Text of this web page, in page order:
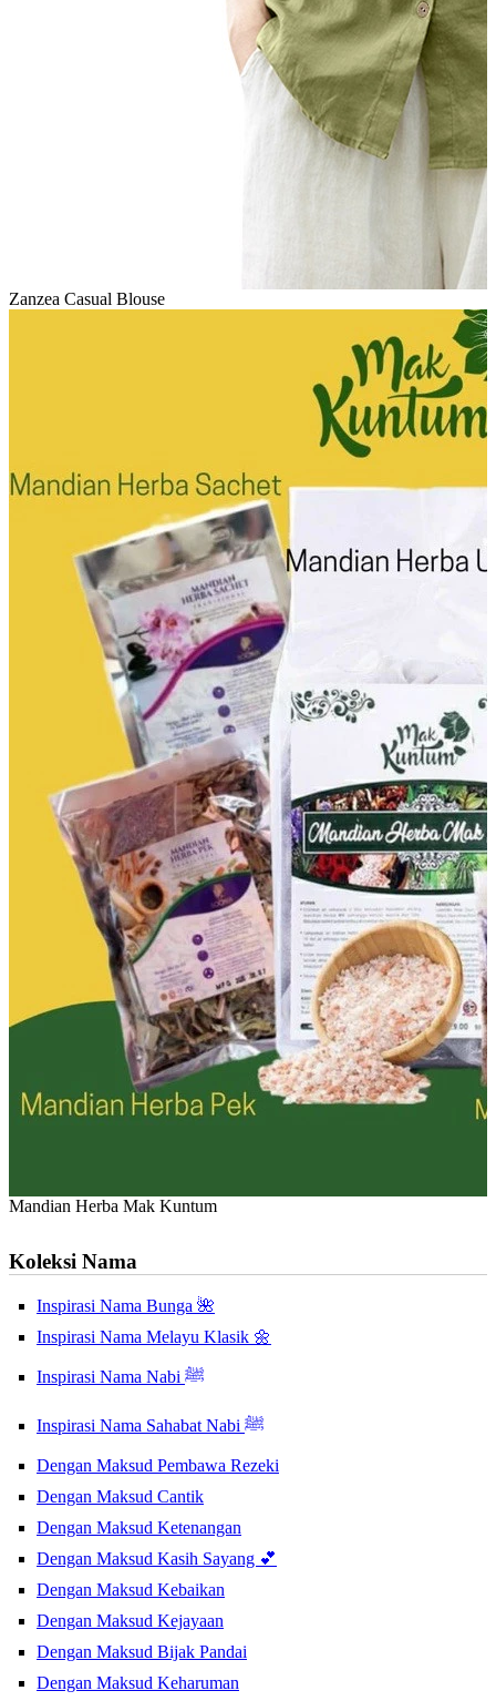
Zanzea Casual Blouse
Mandian Herba Mak Kuntum
Koleksi Nama
Inspirasi Nama Bunga 🌺
Inspirasi Nama Melayu Klasik 🌼
Inspirasi Nama Nabi ﷺ
Inspirasi Nama Sahabat Nabi ﷺ
Dengan Maksud Pembawa Rezeki
Dengan Maksud Cantik
Dengan Maksud Ketenangan
Dengan Maksud Kasih Sayang 💕
Dengan Maksud Kebaikan
Dengan Maksud Kejayaan
Dengan Maksud Bijak Pandai
Dengan Maksud Keharuman